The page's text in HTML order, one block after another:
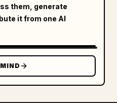
ตัวอย่าง UI
วม (เลือกอยู่)","การ
ตั้งค่า"]},"main_panels":
อภาพรวม","ตัวชี้วัดผู้ใช้
เขียว +12.5% และแผนภูมิ
them, generate
it from one AI